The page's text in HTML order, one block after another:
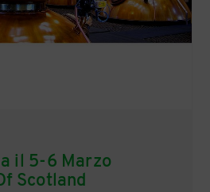
il 5-6 Marzo
Scotland